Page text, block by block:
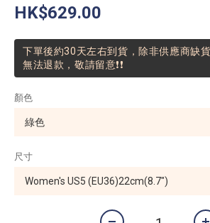
HK$629.00
下單後約30天左右到貨，除非供應商缺
無法退款，敬請留意❗❗
顏色
尺寸